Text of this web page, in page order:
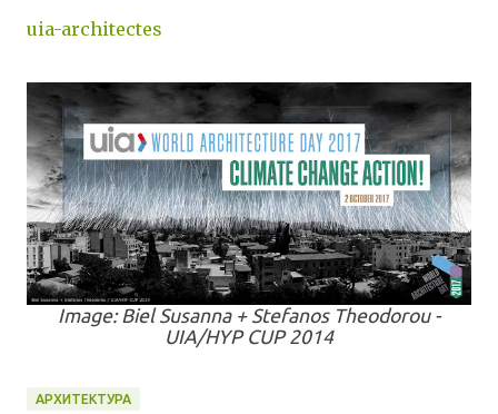
uia-architectes
Image: Biel Susanna + Stefanos Theodorou -
UIA/HYP CUP 2014
АРХИТЕКТУРА